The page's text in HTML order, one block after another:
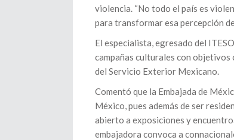
violencia. “No todo el país es
para transformar esa percepción
El especialista, egresado del
campañas culturales con objetivos
del Servicio Exterior Mexicano.
Comentó que la Embajada de
México, pues además de ser
abierto a exposiciones y
embajadora convoca a